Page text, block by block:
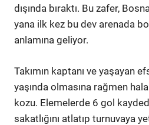
dışında bıraktı. Bu zafer,
yana ilk kez bu dev arenada
anlamına geliyor.
Takımın kaptanı ve yaşayan
yaşında olmasına rağmen
kozu. Elemelerde 6 gol
sakatlığını atlatıp turnuvaya